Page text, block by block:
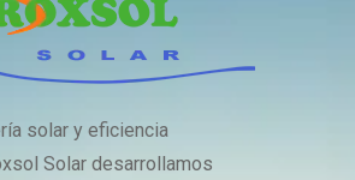
solar y eficiencia
Solar desarrollamos